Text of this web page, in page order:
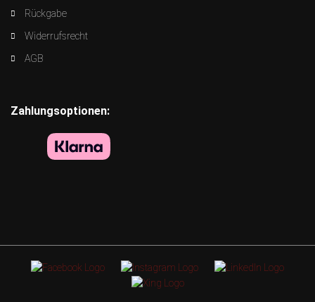
Rückgabe
Widerrufsrecht
AGB
Zahlungsoptionen: